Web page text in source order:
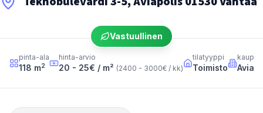
Vastuullinen
pinta-ala
118 m2
hinta-arvio
20 - 25€ / m² (2400 - 3000€ / kk)
tilatyyppi
Toimisto